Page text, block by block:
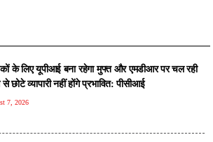
के लिए यूपीआई बना रहेगा मुफ्त और एमडीआर पर चल रही
छोटे व्यापारी नहीं होंगे प्रभावित: पीसीआई
7, 2026